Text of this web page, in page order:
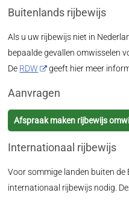
Buitenlands rijbewijs
Als u uw rijbewijs niet in
bepaalde gevallen omwisselen
De RDW geeft hier meer
Aanvragen
Afspraak maken rijbewijs
Internationaal rijbewijs
Voor sommige landen buiten de
internationaal rijbewijs nodig.